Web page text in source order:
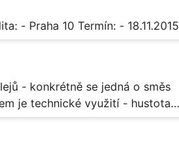
Sorban draselný Popis: - do moštu Množství: - 500 kg Lokalita: - Praha 10 Termín: - 18.11.2015
je technické využití - hustota